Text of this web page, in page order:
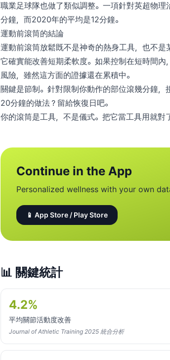
職業足球隊也做了類似調整。一項針對英超物
分鐘，而2020年的平均是12分鐘。
運動前滾筒的結論
運動前滾筒放鬆既不是神奇的熱身工具，也不是
它確實能改善短期柔軟度。如果控制在短時間
風險，雖然這方面的證據還在累積中。
關鍵是節制。針對限制你動作的部位滾幾分鐘
20分鐘的做法？留給恢復日吧。
你的滾筒是工具，不是儀式。把它當工具用就對
Continue in the App
Personalized wellness with your own
📱 App Store / Play Store
📊 關鍵統計
4.2%
平均關節活動度改善
Journal of Athletic Training 2025 統合分析